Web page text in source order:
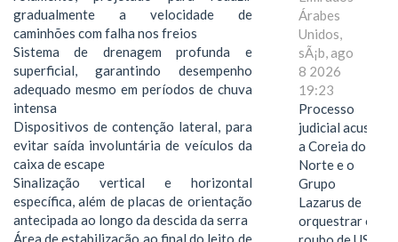
gradualmente a velocidade de
caminhões com falha nos freios
Sistema de drenagem profunda e
superficial, garantindo desempenho
adequado mesmo em períodos de chuva
intensa
Dispositivos de contenção lateral, para
evitar saída involuntária de veículos da
caixa de escape
Sinalização vertical e horizontal
específica, além de placas de orientação
antecipada ao longo da descida da serra
Área de estabilização ao final do leito de
Árabes
Unidos,
sÃ¡b, ago
8 2026
19:23
Processo
judicial acusa
a Coreia do
Norte e o
Grupo
Lazarus de
orquestrar o